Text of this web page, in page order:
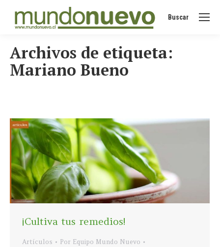
Buscar:
Buscar
Archivos de etiqueta:
Mariano Bueno
¡Cultiva tus remedios!
Artículos Por Equipo Mundo Nuevo